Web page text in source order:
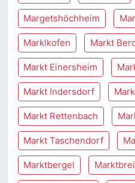
Margetshöchheim
Marklkofen Markt
Markt Einersheim
Markt Indersdorf
Markt Rettenbach
Markt Taschendorf
Marktbergel